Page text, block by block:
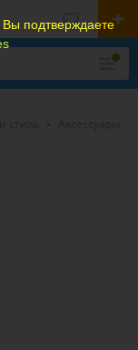
подтверждаете